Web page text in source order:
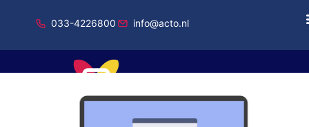
033-4226800 info@acto.nl